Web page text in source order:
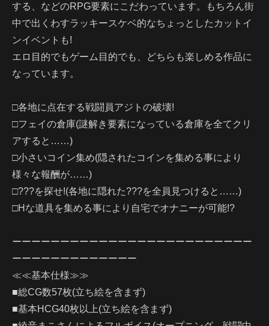
する、などのRPG要素にこだわっています。もちろん街
中で出くわすラッキースケベ的なちょっとしたカットイ
ンイベントも!
エロ目的でもゲーム目的でも、どちらも楽しめる作品に
なっています。
□各地に点在する戦闘員アジトの破壊!
□フェイの倉庫(謎解き要素になっている倉庫を全てクリ
アすると……)
□小さいコイン集め(隠されたコインを集める事により
様々な報酬が……)
□???を探せ!(各地に隠れた???を全員見つけると……)
□Hな道具を集める事により自宅でオナニーが可能!?
ーーーーーーーーーーーーーーーーーーーーーーーーー
ーーーーーーーーーーーーー
≪≪基本仕様≫≫
■総CG数57枚(立ち絵を含まず)
■基本HCG40枚以上(立ち絵を含まず)